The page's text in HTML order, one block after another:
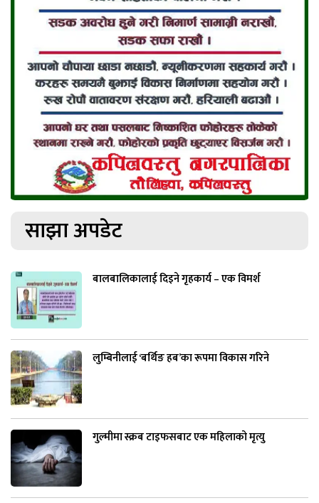
साझा अपडेट
बालबालिकालाई दिइने गृहकार्य – एक विमर्श
लुम्बिनीलाई ‘बर्थिङ हब’का रूपमा विकास गरिने
गुल्मीमा स्क्रब टाइफसबाट एक महिलाको मृत्यु